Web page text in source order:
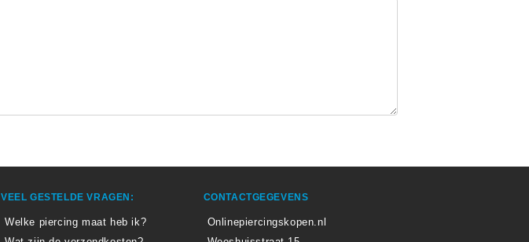
VEEL GESTELDE VRAGEN:
Welke piercing maat heb ik?
CONTACTGEGEVENS
Onlinepiercingskopen.nl